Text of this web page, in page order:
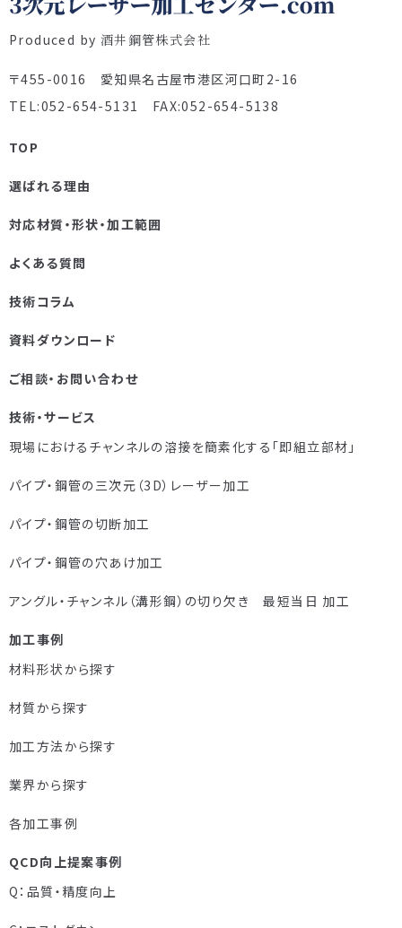
Produced by 酒井鋼管株式会社
〒455-0016 愛知県名古屋市港区河口町2-16
TEL:052-654-5131 FAX:052-654-5138
TOP
選ばれる理由
対応材質・形状・加工範囲
よくある質問
技術コラム
資料ダウンロード
ご相談・お問い合わせ
技術・サービス
現場におけるチャンネルの溶接を簡素化する「即組立部材」
パイプ・鋼管の三次元（3D）レーザー加工
パイプ・鋼管の切断加工
パイプ・鋼管の穴あけ加工
アングル・チャンネル（溝形鋼）の切り欠き 最短当日 加工
加工事例
材料形状から探す
材質から探す
加工方法から探す
業界から探す
各加工事例
QCD向上提案事例
Q：品質・精度向上